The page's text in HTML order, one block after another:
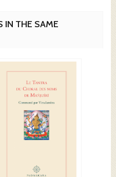
IN THE SAME